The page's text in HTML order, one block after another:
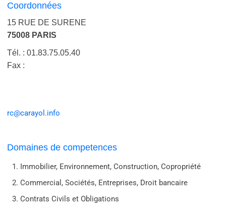
Coordonnées
15 RUE DE SURENE
75008 PARIS
Tél. : 01.83.75.05.40
Fax :
rc@carayol.info
Domaines de competences
Immobilier, Environnement, Construction, Copropriété
Commercial, Sociétés, Entreprises, Droit bancaire
Contrats Civils et Obligations